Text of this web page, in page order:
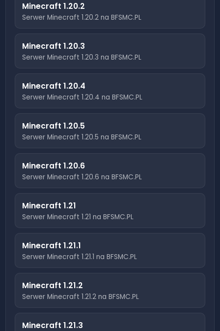
Minecraft1.20.2
Serwer Minecraft1.20.2 na BFSMC.PL
Minecraft1.20.3
Serwer Minecraft1.20.3 na BFSMC.PL
Minecraft1.20.4
Serwer Minecraft1.20.4 na BFSMC.PL
Minecraft1.20.5
Serwer Minecraft1.20.5 na BFSMC.PL
Minecraft1.20.6
Serwer Minecraft1.20.6 na BFSMC.PL
Minecraft1.21
Serwer Minecraft1.21 na BFSMC.PL
Minecraft1.21.1
Serwer Minecraft1.21.1 na BFSMC.PL
Minecraft1.21.2
Serwer Minecraft1.21.2 na BFSMC.PL
Minecraft1.21.3